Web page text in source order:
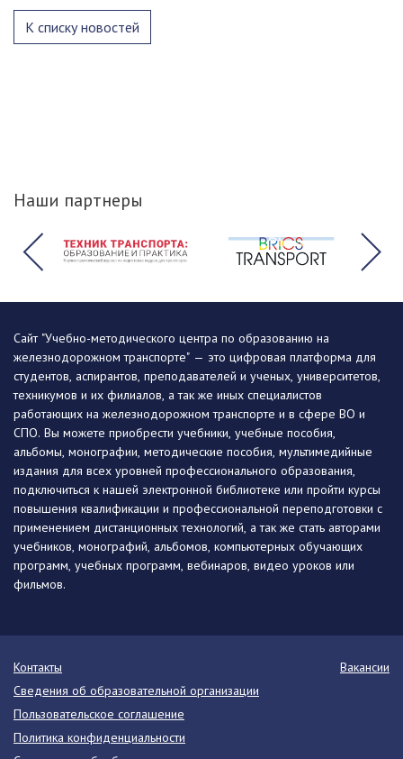
К списку новостей
Наши партнеры
Сайт "Учебно-методического центра по образованию на
железнодорожном транспорте" — это цифровая платформа для
студентов, аспирантов, преподавателей и ученых, университетов,
техникумов и их филиалов, а так же иных специалистов
работающих на железнодорожном транспорте и в сфере ВО и
СПО. Вы можете приобрести учебники, учебные пособия,
альбомы, монографии, методические пособия, мультимедийные
издания для всех уровней профессионального образования,
подключиться к нашей электронной библиотеке или пройти курсы
повышения квалификации и профессиональной переподготовки с
применением дистанционных технологий, а так же стать авторами
учебников, монографий, альбомов, компьютерных обучающих
программ, учебных программ, вебинаров, видео уроков или
фильмов.
Контакты
Вакансии
Сведения об образовательной организации
Пользовательское соглашение
Политика конфиденциальности